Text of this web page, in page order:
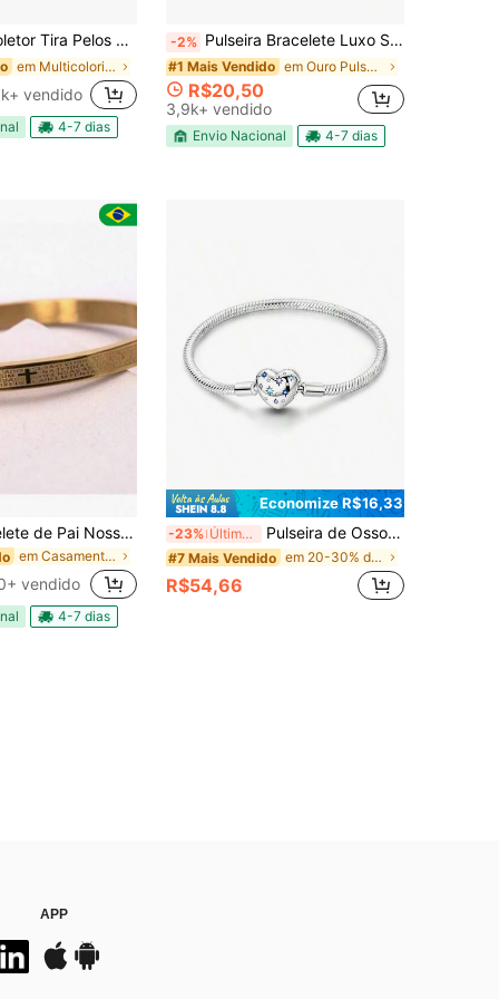
Flutuante Para Máquinas De Lavar Lavadoura
em Multicolorido Acessórios para ferramentas de la
vendido
4-7 dias
-2% Pulseira Bracelete Luxo São Bento Ajustável Dourada Cabo de Aço Inoxidável 316L
#1 Mais Vendido em Ouro Pulseiras Cadeia Homens
R$20,50
3,9k+ vendido
Envio Nacional 4-7 dias
Pulseira Bracelete de Pai Nosso Masculina Dourado Prata e Preto Aço inoxidável 316L
em Casamento Pulseiras Masculinas
vendido
4-7 dias
Economize R$16,33
-23% Últimos 3 dias Pulseira de Osso de Cobra com Coração e Borboleta de Zircônia Cúbica em Prata Esterlina 925, Adequada para Pulseiras DIY, Presente de Joias da Moda para Mulheres
#7 Mais Vendido em 20-30% de desconto Pulseiras finas
R$54,66
APP